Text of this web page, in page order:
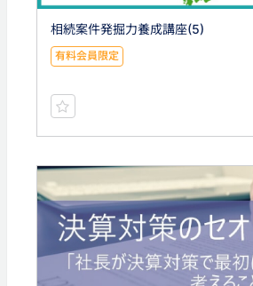
相続案件発掘力養成講座(5)
有料会員限定